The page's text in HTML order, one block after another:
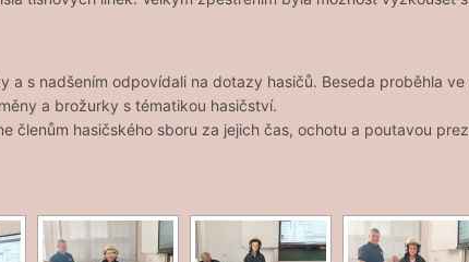
a s nadšením odpovídali na dotazy hasičů. Beseda proběhla
a brožurky s tématikou hasičství.
členům hasičského sboru za jejich čas, ochotu a poutavou